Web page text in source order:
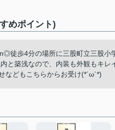
めポイント)
徒歩4分の場所に三股町立三股
と築浅なので、内装も外観もキ
などもこちらからお受け(*´ω`*)